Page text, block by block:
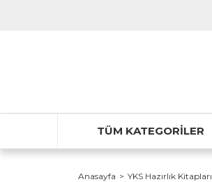
TÜM KATEGORİLER
Anasayfa YKS Hazırlık Kitapları